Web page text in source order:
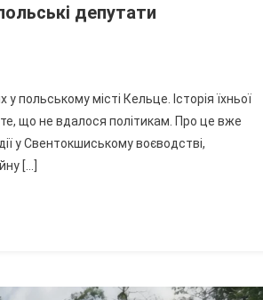
депутати
польському місті Кельце. Історія їхньої
що не вдалося політикам. Про це вже
у Свентокшиському воєводстві,
[…]